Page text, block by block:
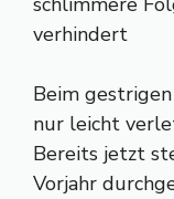
verhindert
Beim
nur leicht
Bereits jetzt
Vorjahr